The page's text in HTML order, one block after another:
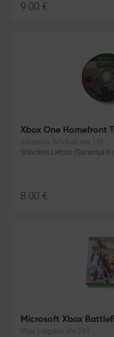
9.00 €
Xbox One Homefront
Jēkabpils, Brīvības iela 146
Stāvoklis Lietots (Garantija 6
8.00 €
Microsoft Xbox
Rīga, Latgales iela 243